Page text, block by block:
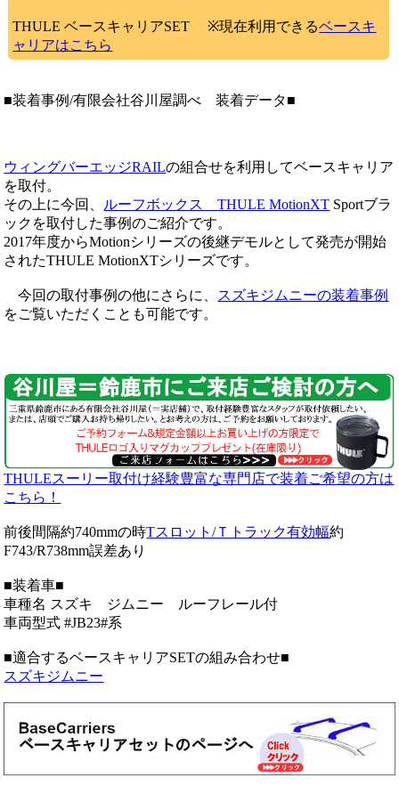
THULE ベースキャリアSET ※現在利用できるベースキ
ャリアはこちら
■装着事例/有限会社谷川屋調べ 装着データ■
ウィングバーエッジRAILの組合せを利用してベースキャリア
を取付。
その上に今回、 ルーフボックス THULE MotionXT Sportブラ
ックを取付した事例のご紹介です。
2017年度からMotionシリーズの後継デモルとして発売が開始
されたTHULE MotionXTシリーズです。
今回の取付事例の他にさらに、 スズキジムニーの装着事例
をご覧いただくことも可能です。
THULEスーリー取付け経験豊富な専門店で装着ご希望の方は
こちら！
前後間隔約740mmの時Tスロット/Ｔトラック有効幅約
F743/R738mm誤差あり
■装着車■
車種名 スズキ ジムニー ルーフレール付
車両型式 #JB23#系
■適合するベースキャリアSETの組み合わせ■
スズキジムニー